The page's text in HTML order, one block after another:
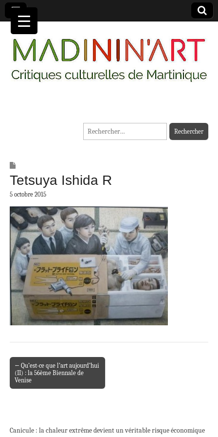
MADININ'ART
Rechercher :
Tetsuya Ishida R
5 octobre 2015
Post navigation
← Qu’est-ce que l’art aujourd’hui
(II) : la 56ème Biennale de
Venise
Canicule : la chaleur extrême devient un véritable risque économique